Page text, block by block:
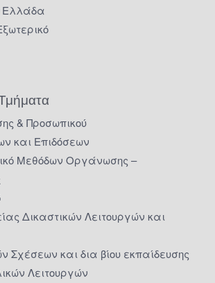
Ελλάδα
& Προσωπικού
και Επιδόσεων
Μεθόδων Οργάνωσης –
Δικαστικών Λειτουργών και
Σχέσεων και δια βίου εκπαίδευσης
Λειτουργών